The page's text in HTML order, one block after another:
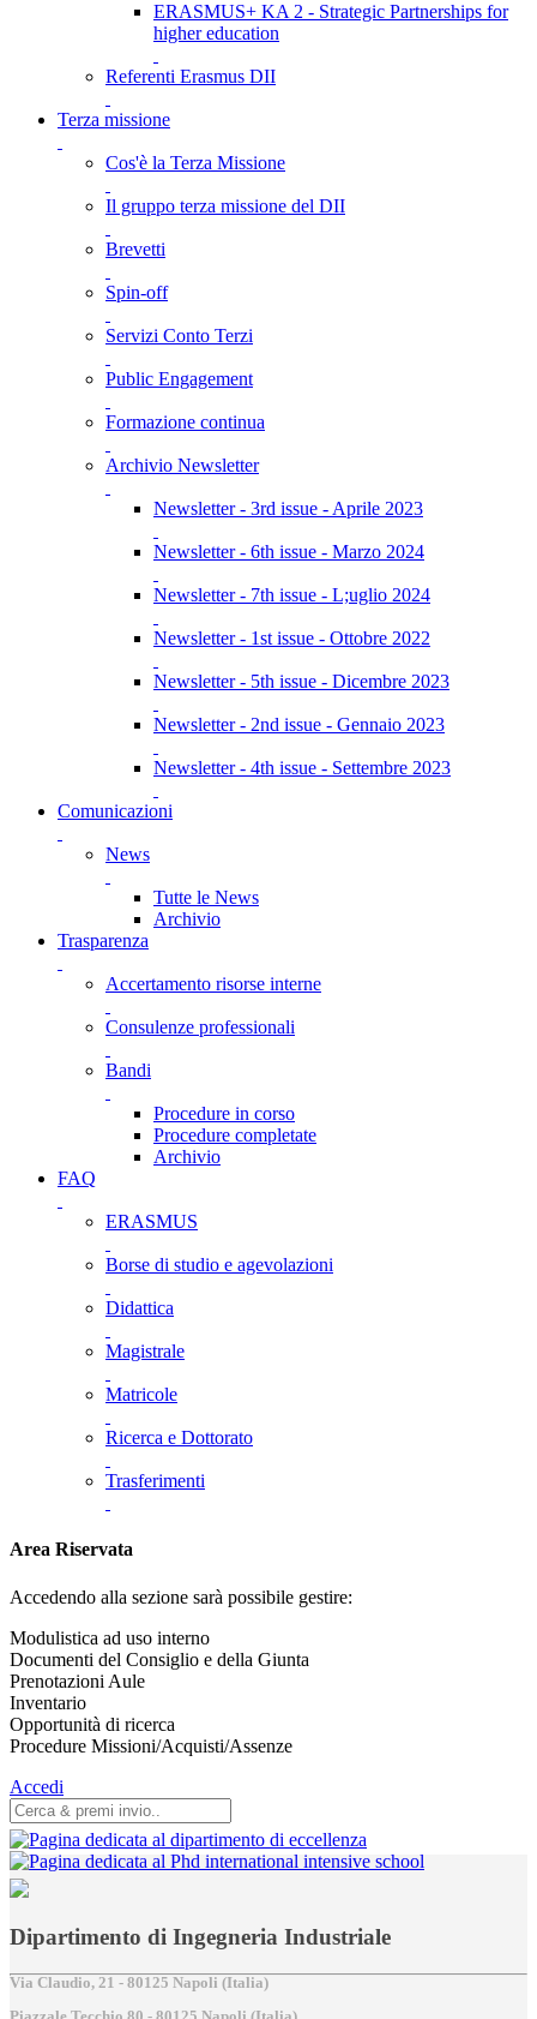
ERASMUS+ KA 2 - Strategic Partnerships for
higher education
Referenti Erasmus DII
Terza missione
Cos'è la Terza Missione
Il gruppo terza missione del DII
Brevetti
Spin-off
Servizi Conto Terzi
Public Engagement
Formazione continua
Archivio Newsletter
Newsletter - 3rd issue - Aprile 2023
Newsletter - 6th issue - Marzo 2024
Newsletter - 7th issue - L;uglio 2024
Newsletter - 1st issue - Ottobre 2022
Newsletter - 5th issue - Dicembre 2023
Newsletter - 2nd issue - Gennaio 2023
Newsletter - 4th issue - Settembre 2023
Comunicazioni
News
Tutte le News
Archivio
Trasparenza
Accertamento risorse interne
Consulenze professionali
Bandi
Procedure in corso
Procedure completate
Archivio
FAQ
ERASMUS
Borse di studio e agevolazioni
Didattica
Magistrale
Matricole
Ricerca e Dottorato
Trasferimenti
Area Riservata
Accedendo alla sezione sarà possibile gestire:
Modulistica ad uso interno
Documenti del Consiglio e della Giunta
Prenotazioni Aule
Inventario
Opportunità di ricerca
Procedure Missioni/Acquisti/Assenze
Accedi
Dipartimento di Ingegneria Industriale
Via Claudio, 21 - 80125 Napoli (Italia)